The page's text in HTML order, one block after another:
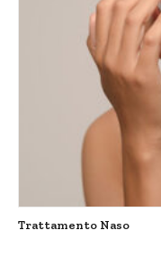
Trattamento Naso